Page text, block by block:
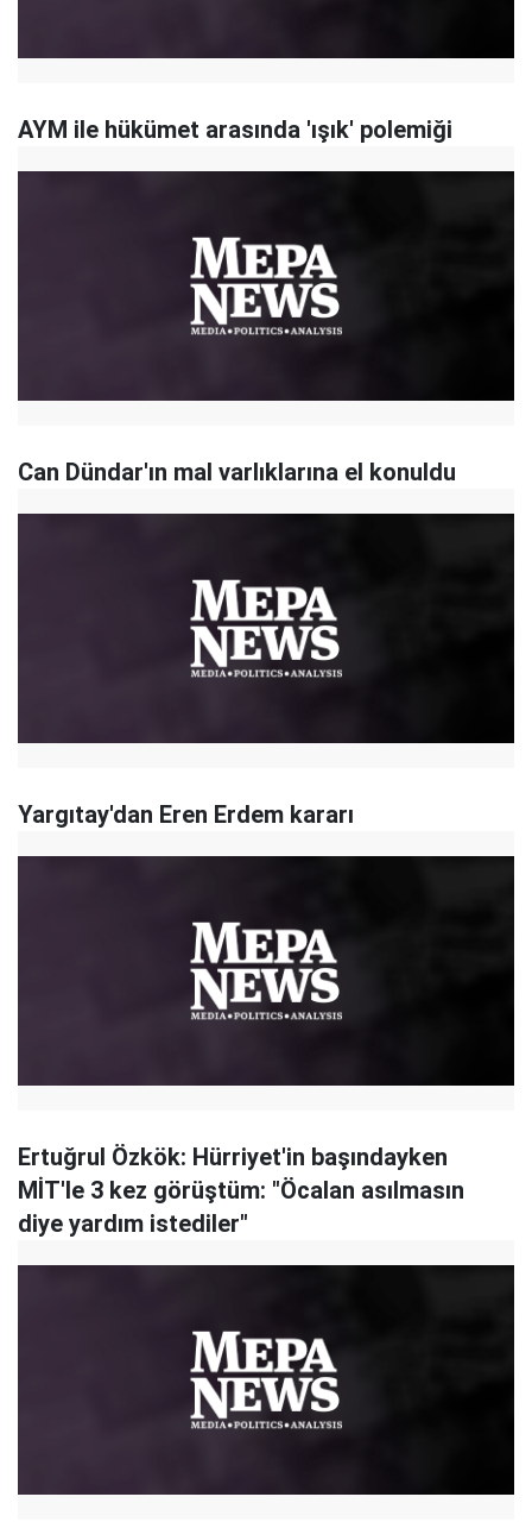
AYM ile hükümet arasında 'ışık' polemiği
Can Dündar'ın mal varlıklarına el konuldu
Yargıtay'dan Eren Erdem kararı
Ertuğrul Özkök: Hürriyet'in başındayken
MİT'le 3 kez görüştüm: "Öcalan asılmasın
diye yardım istediler"